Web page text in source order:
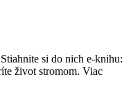
si do nich e-knihu:
život stromom. Viac